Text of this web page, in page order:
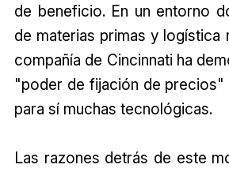
de beneficio. En un entorno
de materias primas y logística
compañía de Cincinnati ha
"poder de fijación de precios"
para sí muchas tecnológicas.
Las razones detrás de este